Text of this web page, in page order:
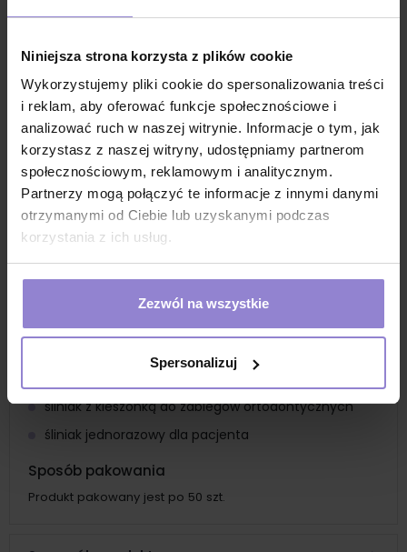
Niniejsza strona korzysta z plików cookie
Wykorzystujemy pliki cookie do spersonalizowania treści
i reklam, aby oferować funkcje społecznościowe i
analizować ruch w naszej witrynie. Informacje o tym, jak
korzystasz z naszej witryny, udostępniamy partnerom
społecznościowym, reklamowym i analitycznym.
Partnerzy mogą połączyć te informacje z innymi danymi
otrzymanymi od Ciebie lub uzyskanymi podczas
korzystania z ich usług.
Zezwól na wszystkie
Spersonalizuj
zużyte podczas zabiegów materiały dentystyczne,
które mogą zostać zutylizowane wraz ze śliniakiem
specjalny wykrój pod szyją
śliniak doskonale chroni ramiona pacjenta
śliniak jest podofliowany co zabezpiecza przed
przeciekaniem
śliniak jest wykonany z kilku warstw delikatnej bibuły i
jednej warstwy folii o wymiarach 39cm x 48 cm
śliniak dostępny jest w szerokiej gamie
kolorystycznej
50szt w paczce
Zastosowanie
śliniak jednorazowy stomatologiczny
śliniak z kieszonką do zabiegów ortodontycznych
śliniak jednorazowy dla pacjenta
Sposób pakowania
Produkt pakowany jest po 50 szt.